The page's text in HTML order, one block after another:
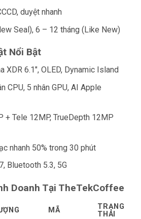
duyệt nhanh
Seal), 6 – 12 tháng (Like New)
Nổi Bật
XDR 6.1″, OLED, Dynamic Island
CPU, 5 nhân GPU, AI Apple
+ Tele 12MP, TrueDepth 12MP
nhanh 50% trong 30 phút
Bluetooth 5.3, 5G
Doanh Tại TheTekCoffee
MÃ
TRẠNG
THÁI